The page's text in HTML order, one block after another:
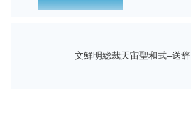
文鮮明総裁天宙聖和式–送辞